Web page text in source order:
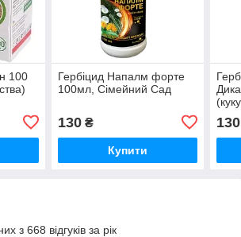
100
Гербіцид Напалм форте
100мл, Сімейний Сад
130₴
Купити
130
з 668 відгуків за рік